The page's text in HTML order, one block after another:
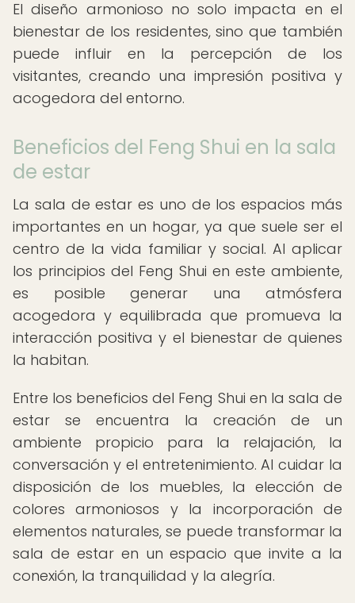
El diseño armonioso no solo impacta en el
bienestar de los residentes, sino que también
puede influir en la percepción de los
visitantes, creando una impresión positiva y
acogedora del entorno.
Beneficios del Feng Shui en la sala
de estar
La sala de estar es uno de los espacios más
importantes en un hogar, ya que suele ser el
centro de la vida familiar y social. Al aplicar
los principios del Feng Shui en este ambiente,
es posible generar una atmósfera
acogedora y equilibrada que promueva la
interacción positiva y el bienestar de quienes
la habitan.
Entre los beneficios del Feng Shui en la sala de
estar se encuentra la creación de un
ambiente propicio para la relajación, la
conversación y el entretenimiento. Al cuidar la
disposición de los muebles, la elección de
colores armoniosos y la incorporación de
elementos naturales, se puede transformar la
sala de estar en un espacio que invite a la
conexión, la tranquilidad y la alegría.